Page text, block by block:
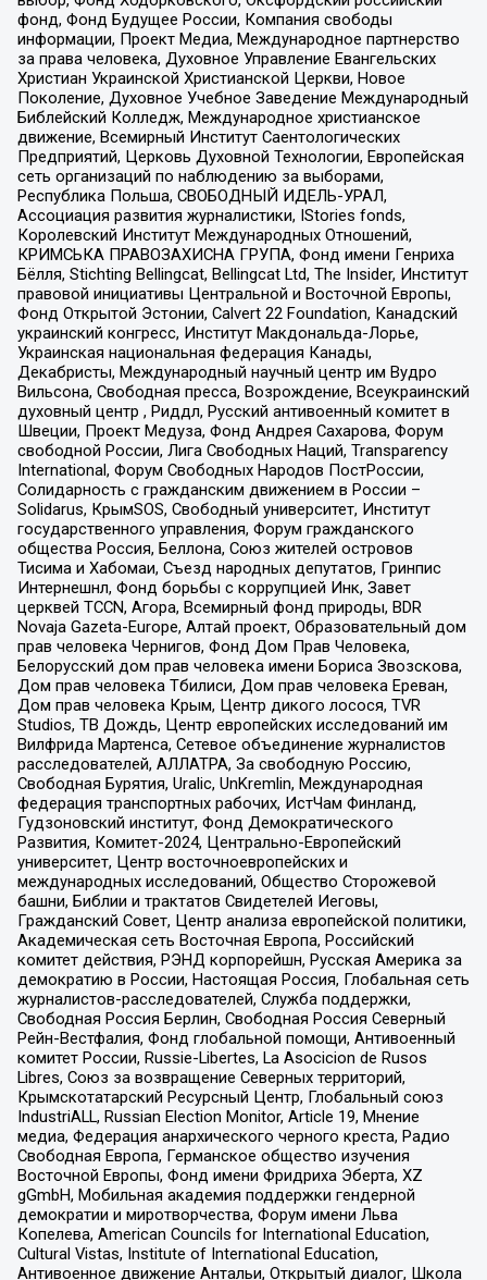
фонд, Фонд Будущее России, Компания свободы
информации, Проект Медиа, Международное партнерство
за права человека, Духовное Управление Евангельских
Христиан Украинской Христианской Церкви, Новое
Поколение, Духовное Учебное Заведение Международный
Библейский Колледж, Международное христианское
движение, Всемирный Институт Саентологических
Предприятий, Церковь Духовной Технологии, Европейская
сеть организаций по наблюдению за выборами,
Республика Польша, СВОБОДНЫЙ ИДЕЛЬ-УРАЛ,
Ассоциация развития журналистики, IStories fonds,
Королевский Институт Международных Отношений,
КРИМСЬКА ПРАВОЗАХИСНА ГРУПА, Фонд имени Генриха
Бёлля, Stichting Bellingcat, Bellingcat Ltd, The Insider, Институт
правовой инициативы Центральной и Восточной Европы,
Фонд Открытой Эстонии, Calvert 22 Foundation, Канадский
украинский конгресс, Институт Макдональда-Лорье,
Украинская национальная федерация Канады,
Декабристы, Международный научный центр им Вудро
Вильсона, Свободная пресса, Возрождение, Всеукраинский
духовный центр , Риддл, Русский антивоенный комитет в
Швеции, Проект Медуза, Фонд Андрея Сахарова, Форум
свободной России, Лига Свободных Наций, Transparеncy
International, Форум Свободных Народов ПостРоссии,
Солидарность с гражданским движением в России –
Solidarus, КрымSOS, Свободный университет, Институт
государственного управления, Форум гражданского
общества Россия, Беллона, Союз жителей островов
Тисима и Хабомаи, Съезд народных депутатов, Гринпис
Интернешнл, Фонд борьбы с коррупцией Инк, Завет
церквей TCCN, Агора, Всемирный фонд природы, BDR
Novaja Gazeta-Europe, Алтай проект, Образовательный дом
прав человека Чернигов, Фонд Дом Прав Человека,
Белорусский дом прав человека имени Бориса Звозскова,
Дом прав человека Тбилиси, Дом прав человека Ереван,
Дом прав человека Крым, Центр дикого лосося, TVR
Studios, ТВ Дождь, Центр европейских исследований им
Вилфрида Мартенса, Сетевое объединение журналистов
расследователей, АЛЛАТРА, За свободную Россию,
Свободная Бурятия, Uralic, UnKremlin, Международная
федерация транспортных рабочих, ИстЧам Финланд,
Гудзоновский институт, Фонд Демократического
Развития, Комитет-2024, Центрально-Европейский
университет, Центр восточноевропейских и
международных исследований, Общество Сторожевой
башни, Библии и трактатов Свидетелей Иеговы,
Гражданский Совет, Центр анализа европейской политики,
Академическая сеть Восточная Европа, Российский
комитет действия, РЭНД корпорейшн, Русская Америка за
демократию в России, Настоящая Россия, Глобальная сеть
журналистов-расследователей, Служба поддержки,
Свободная Россия Берлин, Свободная Россия Северный
Рейн-Вестфалия, Фонд глобальной помощи, Антивоенный
комитет России, Russie-Libertes, La Asocicion de Rusos
Libres, Союз за возвращение Северных территорий,
Крымскотатарский Ресурсный Центр, Глобальный союз
IndustriALL, Russian Election Monitor, Article 19, Мнение
медиа, Федерация анархического черного креста, Радио
Свободная Европа, Германское общество изучения
Восточной Европы, Фонд имени Фридриха Эберта, XZ
gGmbH, Мобильная академия поддержки гендерной
демократии и миротворчества, Форум имени Льва
Копелева, American Councils for International Education,
Cultural Vistas, Institute of International Education,
Антивоенное движение Антальи, Открытый диалог, Школа